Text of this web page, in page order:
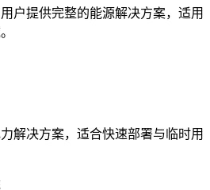
户提供完整的能源解决方案，适用
解决方案，适合快速部署与临时用